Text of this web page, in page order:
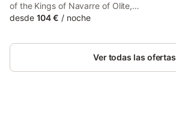
of the Kings of Navarre of Olite,
Apartamento rural Las Cañas Esencia de
conditioning. Free WiFi is available
throughout the property and Sendaviva
desde 104 € / noche
Ver todas las ofertas